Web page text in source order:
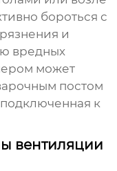
бороться с
и
вредных
может
постом
к
вентиляции